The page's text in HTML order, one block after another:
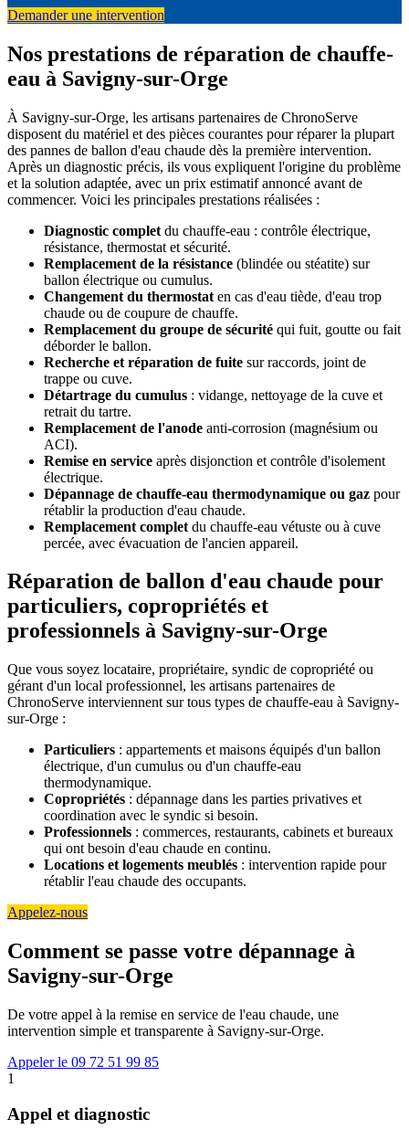
Demander une intervention
Nos prestations de réparation de chauffe-
eau à Savigny-sur-Orge
À Savigny-sur-Orge, les artisans partenaires de ChronoServe
disposent du matériel et des pièces courantes pour réparer la plupart
des pannes de ballon d'eau chaude dès la première intervention.
Après un diagnostic précis, ils vous expliquent l'origine du problème
et la solution adaptée, avec un prix estimatif annoncé avant de
commencer. Voici les principales prestations réalisées :
Diagnostic complet du chauffe-eau : contrôle électrique,
résistance, thermostat et sécurité.
Remplacement de la résistance (blindée ou stéatite) sur
ballon électrique ou cumulus.
Changement du thermostat en cas d'eau tiède, d'eau trop
chaude ou de coupure de chauffe.
Remplacement du groupe de sécurité qui fuit, goutte ou fait
déborder le ballon.
Recherche et réparation de fuite sur raccords, joint de
trappe ou cuve.
Détartrage du cumulus : vidange, nettoyage de la cuve et
retrait du tartre.
Remplacement de l'anode anti-corrosion (magnésium ou
ACI).
Remise en service après disjonction et contrôle d'isolement
électrique.
Dépannage de chauffe-eau thermodynamique ou gaz pour
rétablir la production d'eau chaude.
Remplacement complet du chauffe-eau vétuste ou à cuve
percée, avec évacuation de l'ancien appareil.
Réparation de ballon d'eau chaude pour
particuliers, copropriétés et
professionnels à Savigny-sur-Orge
Que vous soyez locataire, propriétaire, syndic de copropriété ou
gérant d'un local professionnel, les artisans partenaires de
ChronoServe interviennent sur tous types de chauffe-eau à Savigny-
sur-Orge :
Particuliers : appartements et maisons équipés d'un ballon
électrique, d'un cumulus ou d'un chauffe-eau
thermodynamique.
Copropriétés : dépannage dans les parties privatives et
coordination avec le syndic si besoin.
Professionnels : commerces, restaurants, cabinets et bureaux
qui ont besoin d'eau chaude en continu.
Locations et logements meublés : intervention rapide pour
rétablir l'eau chaude des occupants.
Appelez-nous
Comment se passe votre dépannage à
Savigny-sur-Orge
De votre appel à la remise en service de l'eau chaude, une
intervention simple et transparente à Savigny-sur-Orge.
Appeler le 09 72 51 99 85
1
Appel et diagnostic